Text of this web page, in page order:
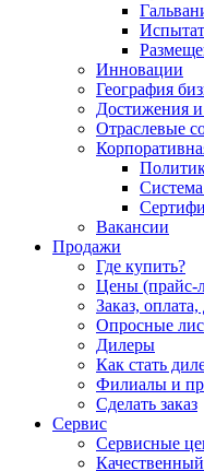
Инновации
География
Достижения
Отраслевые
Вакансии
Продажи
Где купить?
Цены (прайс-
Заказ, оплата,
Опросные
Дилеры
Как стать
Филиалы и
Сделать заказ
Сервис
Сервисные